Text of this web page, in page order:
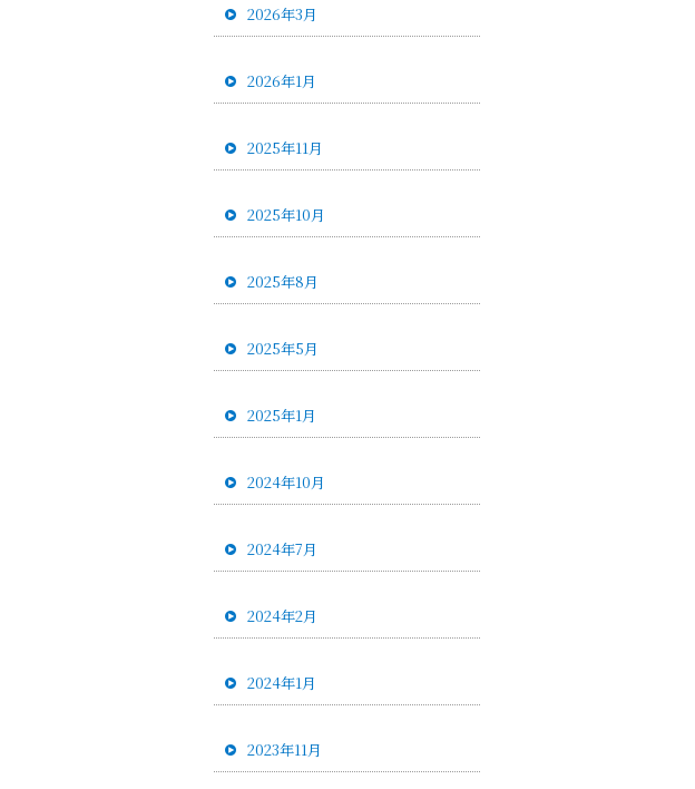
2026年3月
2026年1月
2025年11月
2025年10月
2025年8月
2025年5月
2025年1月
2024年10月
2024年7月
2024年2月
2024年1月
2023年11月